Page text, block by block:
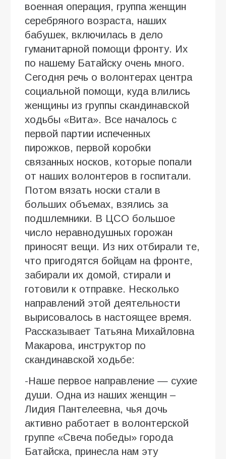
военная операция, группа женщин
серебряного возраста, наших
бабушек, включилась в дело
гуманитарной помощи фронту. Их
по нашему Батайску очень много.
Сегодня речь о волонтерах центра
социальной помощи, куда влились
женщины из группы скандинавской
ходьбы «Вита». Все началось с
первой партии испеченных
пирожков, первой коробки
связанных носков, которые попали
от наших волонтеров в госпитали.
Потом вязать носки стали в
больших объемах, взялись за
подшлемники. В ЦСО большое
число неравнодушных горожан
приносят вещи. Из них отбирали те,
что пригодятся бойцам на фронте,
забирали их домой, стирали и
готовили к отправке. Несколько
направлений этой деятельности
вырисовалось в настоящее время.
Рассказывает Татьяна Михайловна
Макарова, инструктор по
скандинавской ходьбе:
-Наше первое направление — сухие
души. Одна из наших женщин –
Лидия Пантелеевна, чья дочь
активно работает в волонтерской
группе «Свеча победы» города
Батайска, принесла нам эту